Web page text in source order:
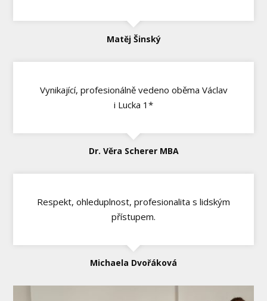
Matěj Šinský
Vynikající, profesionálně vedeno oběma Václav
i Lucka 1*
Dr. Věra Scherer MBA
Respekt, ohleduplnost, profesionalita s lidským
přístupem.
Michaela Dvořáková